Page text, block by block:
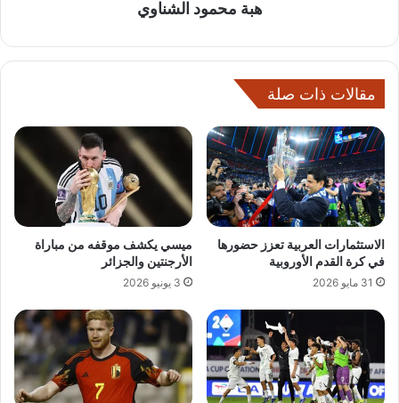
هبة محمود الشناوي
مقالات ذات صلة
الاستثمارات العربية تعزز حضورها
في كرة القدم الأوروبية
31 مايو 2026
ميسي يكشف موقفه من مباراة
الأرجنتين والجزائر
3 يونيو 2026